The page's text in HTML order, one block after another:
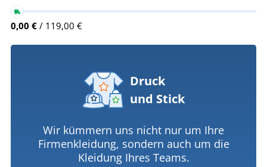
0,00 € / 119,00 €
Druck
und Stick
Wir kümmern uns nicht nur um Ihre
Firmenkleidung, sondern auch um die
Kleidung Ihres Teams.